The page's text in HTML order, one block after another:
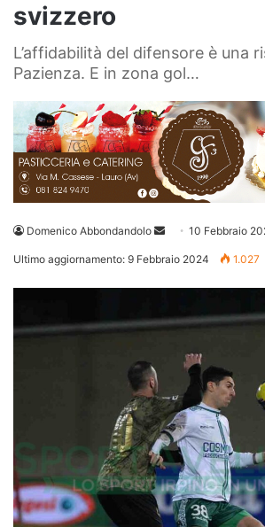
svizzero
L’affidabilità del difensore è una
Pazienza. E in zona gol…
Domenico Abbondandolo
Invia 10 Febbraio
Ultimo aggiornamento: 9 Febbraio 2024 1.027